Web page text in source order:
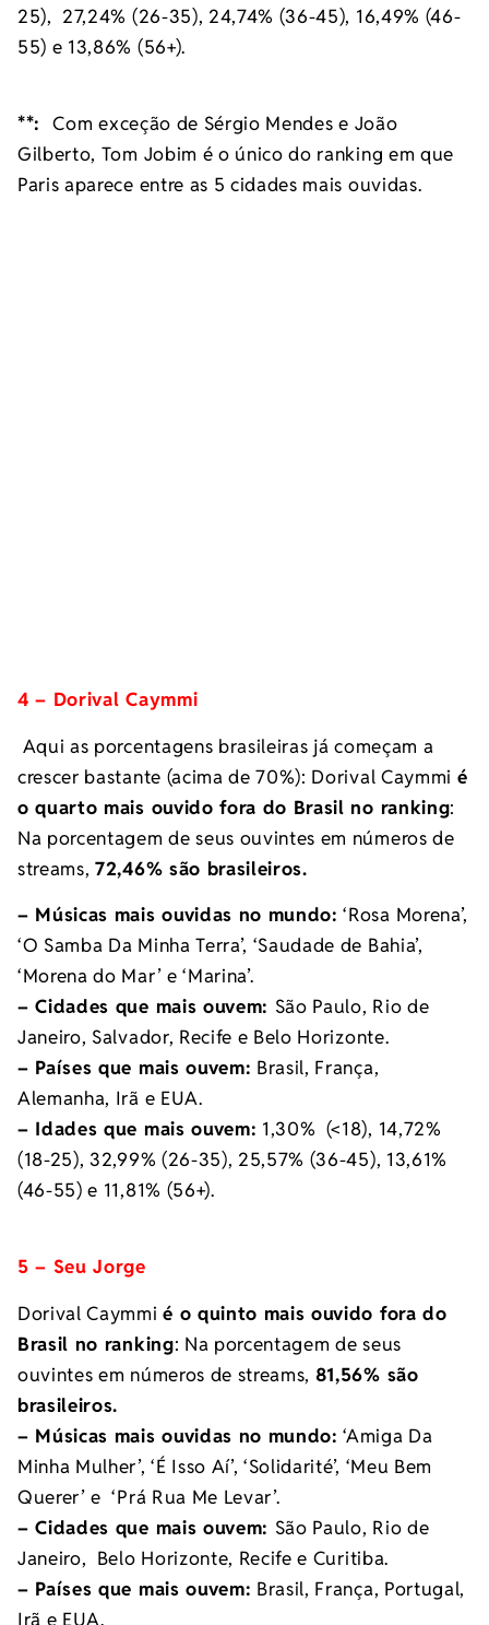
25), 27,24% (26-35), 24,74% (36-45), 16,49% (46-
55) e 13,86% (56+).
**:
Com exceção de Sérgio Mendes e João
Gilberto, Tom Jobim é o único do ranking em que
Paris aparece entre as 5 cidades mais ouvidas.
4 – Dorival Caymmi
Aqui as porcentagens brasileiras já começam a
crescer bastante (acima de 70%): Dorival Caymmi é
o quarto mais ouvido fora do Brasil no ranking:
Na porcentagem de seus ouvintes em números de
streams,72,46% são brasileiros.
– Músicas mais ouvidas no mundo: ‘Rosa Morena’,
‘O Samba Da Minha Terra’, ‘Saudade de Bahia’,
‘Morena do Mar’ e ‘Marina’.
– Cidades que mais ouvem: São Paulo, Rio de
Janeiro, Salvador, Recife e Belo Horizonte.
– Países que mais ouvem: Brasil, França,
Alemanha, Irã e EUA.
– Idades que mais ouvem: 1,30% (<18), 14,72%
(18-25), 32,99% (26-35), 25,57% (36-45), 13,61%
(46-55) e 11,81% (56+).
5 – Seu Jorge
Dorival Caymmié o quinto mais ouvido fora do
Brasil no ranking: Na porcentagem de seus
ouvintes em números de streams, 81,56% são
brasileiros.
– Músicas mais ouvidas no mundo: ‘Amiga Da
Minha Mulher’, ‘É Isso Aí’, ‘Solidarité’, ‘Meu Bem
Querer’ e ‘Prá Rua Me Levar’.
– Cidades que mais ouvem: São Paulo, Rio de
Janeiro, Belo Horizonte, Recife e Curitiba.
– Países que mais ouvem: Brasil, França, Portugal,
Irã e EUA.